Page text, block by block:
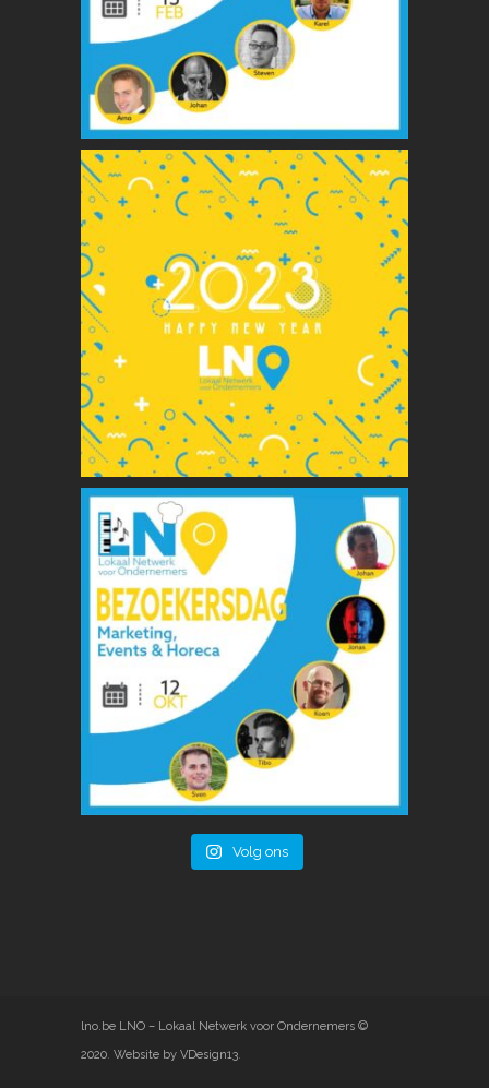
Volg ons
lno.be LNO – Lokaal Netwerk voor Ondernemers ©
2020. Website by VDesign13.